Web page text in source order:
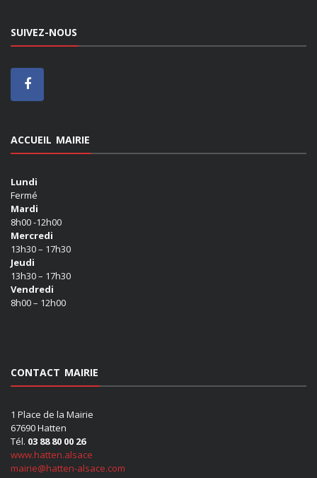
SUIVEZ-NOUS
ACCUEIL MAIRIE
Lundi
Fermé
Mardi
8h00 -12h00
Mercredi
13h30 – 17h30
Jeudi
13h30 – 17h30
Vendredi
8h00 – 12h00
CONTACT MAIRIE
1 Place de la Mairie
67690 Hatten
Tél. 03 88 80 00 26
www.hatten.alsace
mairie@hatten-alsace.com